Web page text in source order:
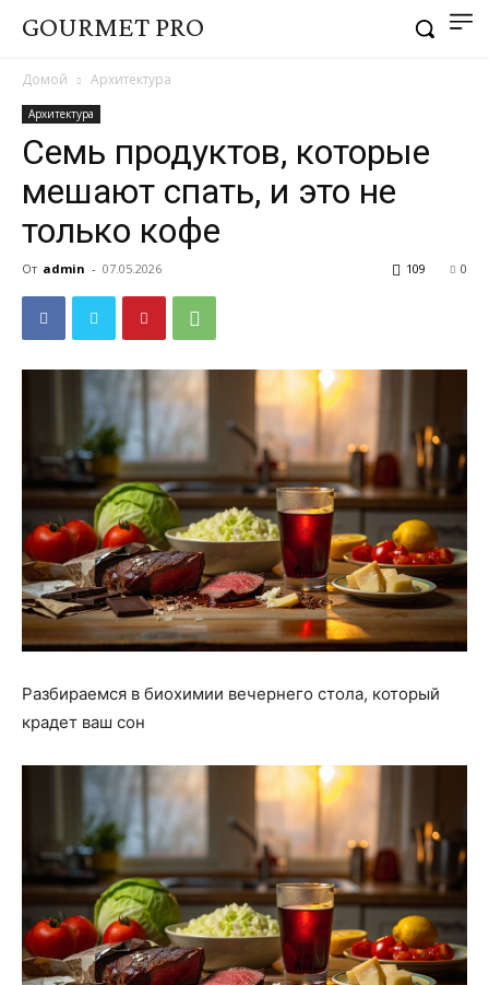
GOURMET PRO
Домой Архитектура
Архитектура
Семь продуктов, которые
мешают спать, и это не
только кофе
От admin - 07.05.2026 0
109
Разбираемся в биохимии вечернего стола, который
крадет ваш сон